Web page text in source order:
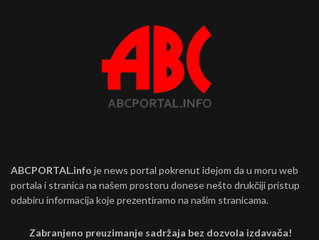
ABCPORTAL.info je news portal pokrenut idejom da u moru web
portala i stranica na našem prostoru donese nešto drukčiji pristup
odabiru informacija koje prezentiramo na našim stranicama.
Zabranjeno preuzimanje sadržaja bez dozvola izdavača!